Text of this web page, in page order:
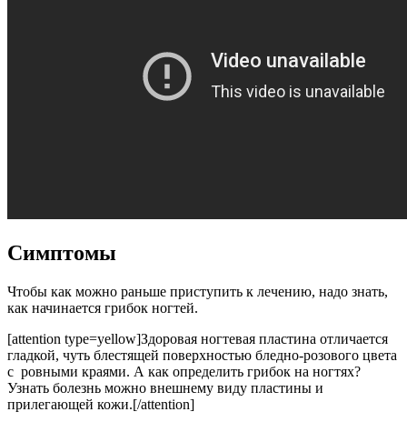
Симптомы
Чтобы как можно раньше приступить к лечению, надо знать,
как начинается грибок ногтей.
[attention type=yellow]Здоровая ногтевая пластина отличается
гладкой, чуть блестящей поверхностью бледно-розового цвета
с ровными краями. А как определить грибок на ногтях?
Узнать болезнь можно внешнему виду пластины и
прилегающей кожи.[/attention]